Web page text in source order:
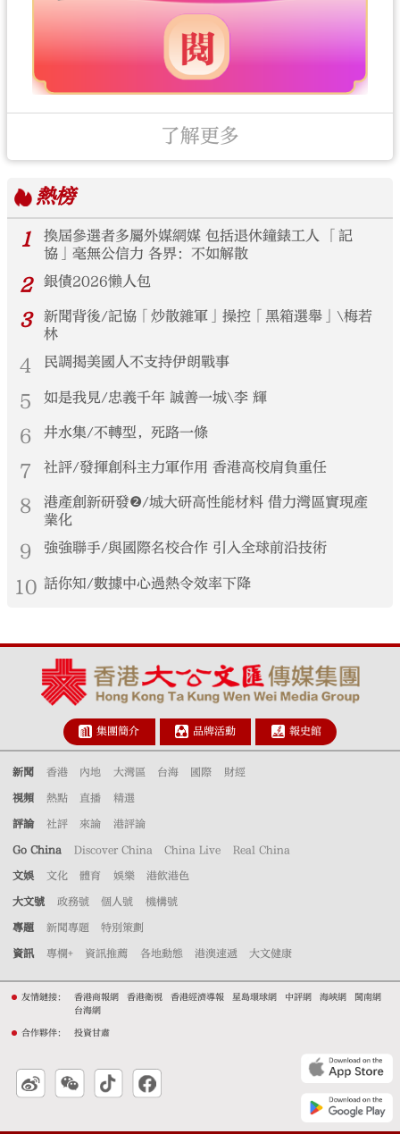
了解更多
熱榜
1
換屆參選者多屬外媒網媒 包括退休鐘錶工人 「記
協」毫無公信力 各界：不如解散
2 銀債2026懶人包
3
新聞背後/記協「炒散雜軍」操控「黑箱選舉」\梅若
林
4 民調揭美國人不支持伊朗戰事
5 如是我見/忠義千年 誠善一城\李 輝
6 井水集/不轉型，死路一條
7 社評/發揮創科主力軍作用 香港高校肩負重任
8
港產創新研發❷/城大研高性能材料 借力灣區實現產
業化
9 強強聯手/與國際名校合作 引入全球前沿技術
10 話你知/數據中心過熱令效率下降
集團簡介 品牌活動 報史館
新聞 香港 內地 大灣區 台海 國際 財經
視頻 熱點 直播 精選
評論 社評 來論 港評論
Go China Discover China China Live Real China
文娛 文化 體育 娛樂 港飲港色
大文號 政務號 個人號 機構號
專題 新聞專題 特別策劃
資訊 專欄+ 資訊推薦 各地動態 港澳速遞 大文健康
友情鏈接： 香港商報網 香港衛視 香港經濟導報 星島環球網 中評網 海峽網
閩南網
台海網
合作夥伴： 投資甘肅